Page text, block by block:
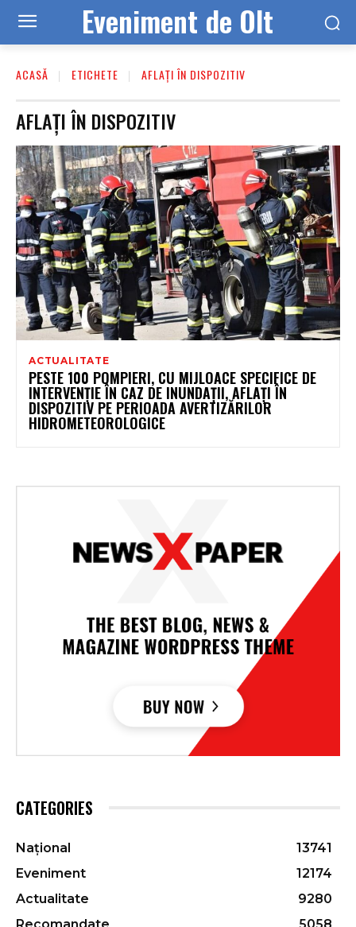
Eveniment de Olt
ACASĂ ETICHETE AFLAȚI ÎN DISPOZITIV
AFLAȚI ÎN DISPOZITIV
ACTUALITATE
PESTE 100 POMPIERI, CU MIJLOACE SPECIFICE DE
INTERVENȚIE ÎN CAZ DE INUNDAȚII, AFLAȚI ÎN
DISPOZITIV PE PERIOADA AVERTIZĂRILOR
HIDROMETEOROLOGICE
CATEGORIES
Național
13741
Eveniment
12174
Actualitate
9280